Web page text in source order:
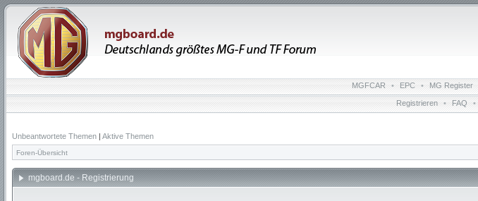
MGFCAR • EPC • MG Register
Registrieren • FAQ •
Unbeantwortete Themen | Aktive Themen
Foren-Übersicht
mgboard.de - Registrierung